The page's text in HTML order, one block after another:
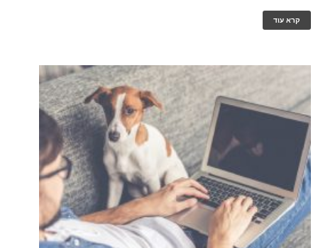
קרא עוד